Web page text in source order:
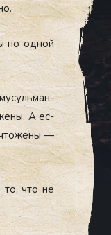
по од­ной
А ес­
—
что не